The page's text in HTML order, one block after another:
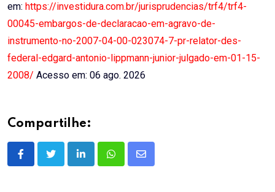
em: https://investidura.com.br/jurisprudencias/trf4/trf4-
00045-embargos-de-declaracao-em-agravo-de-
instrumento-no-2007-04-00-023074-7-pr-relator-des-
federal-edgard-antonio-lippmann-junior-julgado-em-01-15-
2008/ Acesso em: 06 ago. 2026
Compartilhe:
LinkedInWhatsappShare